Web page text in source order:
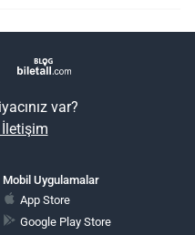
var?
İletişim
Mobil Uygulamalar
App Store
Google Play Store